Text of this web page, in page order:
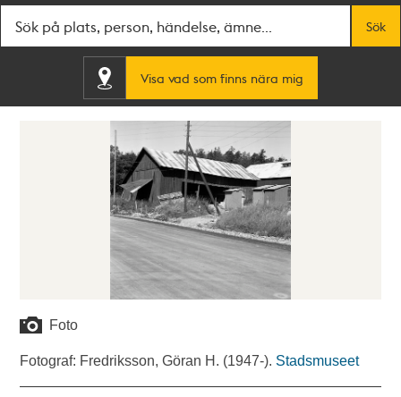
Sök
Visa vad som finns nära mig
Foto
Fotograf: Fredriksson, Göran H. (1947-). Stadsmuseet